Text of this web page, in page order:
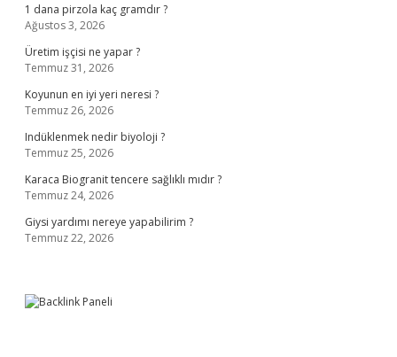
1 dana pirzola kaç gramdır ?
Ağustos 3, 2026
Üretim işçisi ne yapar ?
Temmuz 31, 2026
Koyunun en iyi yeri neresi ?
Temmuz 26, 2026
Indüklenmek nedir biyoloji ?
Temmuz 25, 2026
Karaca Biogranit tencere sağlıklı mıdır ?
Temmuz 24, 2026
Giysi yardımı nereye yapabilirim ?
Temmuz 22, 2026